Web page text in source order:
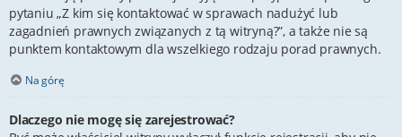
pytaniu „Z kim się kontaktować w sprawach nadużyć lub
zagadnień prawnych związanych z tą witryną?”, a także nie są
punktem kontaktowym dla wszelkiego rodzaju porad prawnych.
Na górę
Dlaczego nie mogę się zarejestrować?